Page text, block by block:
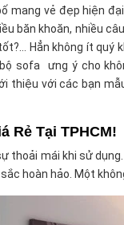
mang vẻ đẹp hiện
băn khoăn, nhiều
Hẳn không ít quý
sofa ưng ý cho
thiệu với các bạn
Rẻ Tại TPHCM!
mái khi sử
hoàn hảo. Một